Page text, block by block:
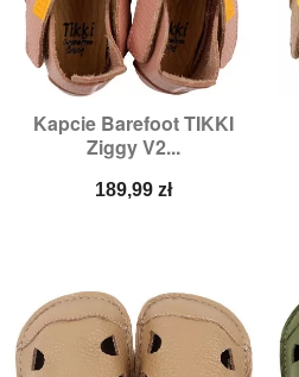
Kapcie Barefoot TIKKI
Ziggy V2...
Cena
189,99 zł